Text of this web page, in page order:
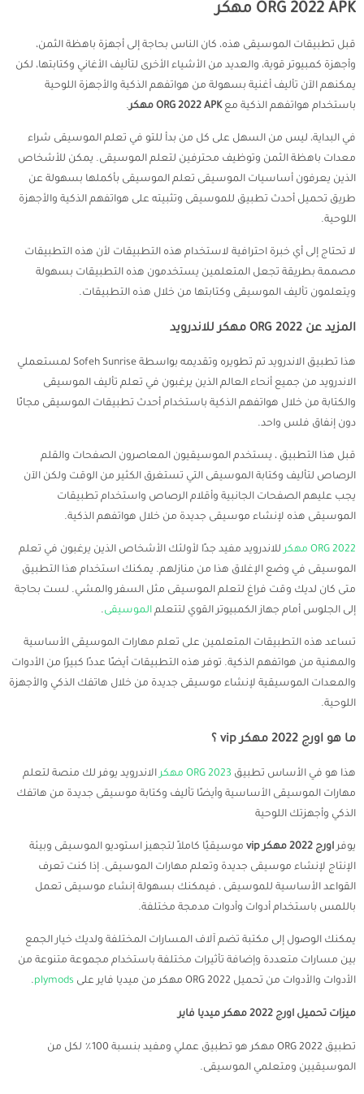
ORG 2022 APK مهكر
قبل تطبيقات الموسيقى هذه، كان الناس بحاجة إلى أجهزة باهظة الثمن،
وأجهزة كمبيوتر قوية، والعديد من الأشياء الأخرى لتأليف الأغاني وكتابتها، لكن
يمكنهم الآن تأليف أغنية بسهولة من هواتفهم الذكية والأجهزة اللوحية
باستخدام هواتفهم الذكية معORG 2022 APK مهكر .
في البداية، ليس من السهل على كل من بدأ للتو في تعلم الموسيقى شراء
معدات باهظة الثمن وتوظيف محترفين لتعلم الموسيقى. يمكن للأشخاص
الذين يعرفون أساسيات الموسيقى تعلم الموسيقى بأكملها بسهولة عن
طريق تحميل أحدث تطبيق للموسيقى وتثبيته على هواتفهم الذكية والأجهزة
اللوحية.
لا تحتاج إلى أي خبرة احترافية لاستخدام هذه التطبيقات لأن هذه التطبيقات
مصممة بطريقة تجعل المتعلمين يستخدمون هذه التطبيقات بسهولة
ويتعلمون تأليف الموسيقى وكتابتها من خلال هذه التطبيقات.
المزيد عن ORG 2022 مهكر للاندرويد
هذا تطبيق الاندرويد تم تطويره وتقديمه بواسطة Sofeh Sunrise لمستعملي
الاندرويد من جميع أنحاء العالم الذين يرغبون في تعلم تأليف الموسيقى
والكتابة من خلال هواتفهم الذكية باستخدام أحدث تطبيقات الموسيقى مجانًا
دون إنفاق فلس واحد.
قبل هذا التطبيق ، يستخدم الموسيقيون المعاصرون الصفحات والقلم
الرصاص لتأليف وكتابة الموسيقى التي تستغرق الكثير من الوقت ولكن الآن
يجب عليهم الصفحات الجانبية وأقلام الرصاص واستخدام تطبيقات
الموسيقى هذه لإنشاء موسيقى جديدة من خلال هواتفهم الذكية.
ORG 2022 مهكر
للاندرويد مفيد جدًا لأولئك الأشخاص الذين يرغبون في تعلم
الموسيقى في وضع الإغلاق هذا من منازلهم. يمكنك استخدام هذا التطبيق
متى كان لديك وقت فراغ لتعلم الموسيقى مثل السفر والمشي. لست بحاجة
إلى الجلوس أمام جهاز الكمبيوتر القوي لتتعلم الموسيقى.
تساعد هذه التطبيقات المتعلمين على تعلم مهارات الموسيقى الأساسية
والمهنية من هواتفهم الذكية. توفر هذه التطبيقات أيضًا عددًا كبيرًا من الأدوات
والمعدات الموسيقية لإنشاء موسيقى جديدة من خلال هاتفك الذكي والأجهزة
اللوحية.
ما هو اورج 2022 مهكر vip ؟
هذا هو في الأساس تطبيق ORG 2023 مهكر
الاندرويد يوفر لك منصة لتعلم
مهارات الموسيقى الأساسية وأيضًا تأليف وكتابة موسيقى جديدة من هاتفك
الذكي وأجهزتك اللوحية
يوفراورج 2022 مهكر vip
موسيقيًا كاملاً لتجهيز استوديو الموسيقى وبيئة
الإنتاج لإنشاء موسيقى جديدة وتعلم مهارات الموسيقى. إذا كنت تعرف
القواعد الأساسية للموسيقى ، فيمكنك بسهولة إنشاء موسيقى تعمل
باللمس باستخدام أدوات وأدوات مدمجة مختلفة.
يمكنك الوصول إلى مكتبة تضم آلاف المسارات المختلفة ولديك خيار الجمع
بين مسارات متعددة وإضافة تأثيرات مختلفة باستخدام مجموعة متنوعة من
الأدوات والأدوات من تحميل ORG 2022 مهكر من ميديا فاير على
plymods
.
ميزات تحميل اورج 2022 مهكر ميديا فاير
تطبيق ORG 2022 مهكر هو تطبيق عملي ومفيد بنسبة 100٪ لكل من
الموسيقيين ومتعلمي الموسيقى.